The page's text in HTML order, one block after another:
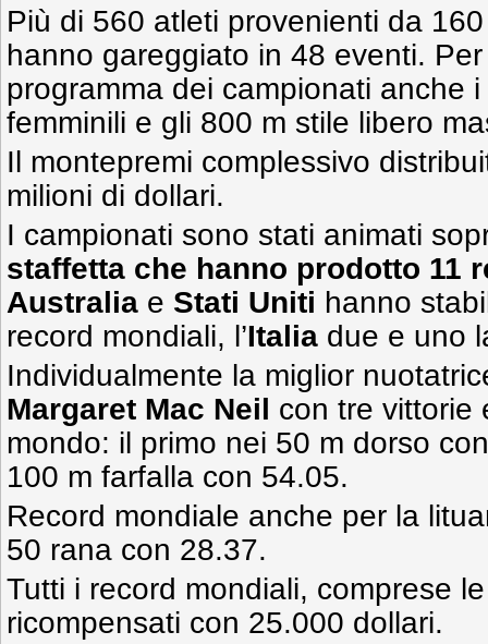
Più di 560 atleti provenienti da
hanno gareggiato in 48 eventi.
programma dei campionati anche
femminili e gli 800 m stile libero
Il montepremi complessivo
milioni di dollari.
I campionati sono stati animati
staffetta che hanno prodotto 11
Australia e Stati Uniti hanno
record mondiali, l’Italia due e uno
Individualmente la miglior
Margaret Mac Neil con tre vittorie
mondo: il primo nei 50 m dorso
100 m farfalla con 54.05.
Record mondiale anche per la
50 rana con 28.37.
Tutti i record mondiali, comprese
ricompensati con 25.000 dollari.